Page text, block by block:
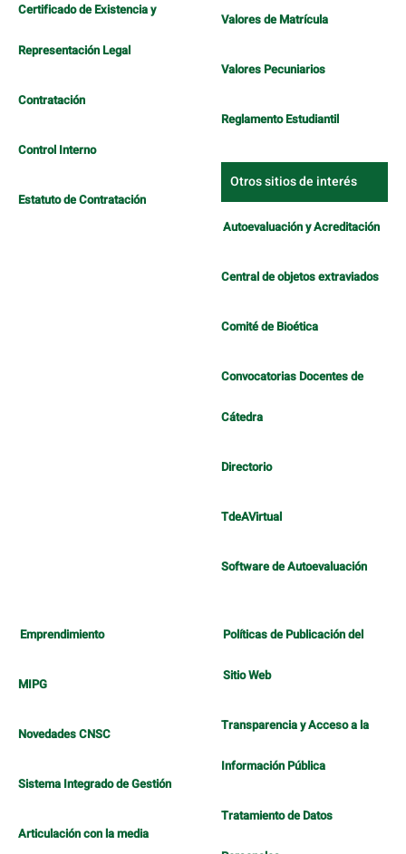
Certificado de Existencia y
Representación Legal
Contratación
Control Interno
Estatuto de Contratación
Valores de Matrícula
Valores Pecuniarios
Reglamento Estudiantil
Otros sitios de interés
Autoevaluación y Acreditación
Central de objetos extraviados
Comité de Bioética
Convocatorias Docentes de
Cátedra
Directorio
TdeAVirtual
Software de Autoevaluación
Emprendimiento
MIPG
Novedades CNSC
Sistema Integrado de Gestión
Articulación con la media
Políticas de Publicación del
Sitio Web
Transparencia y Acceso a la
Información Pública
Tratamiento de Datos